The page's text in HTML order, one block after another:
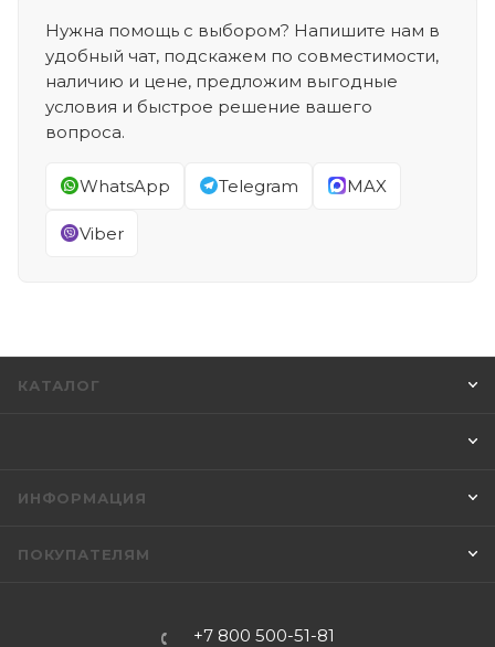
Нужна помощь с выбором? Напишите нам в
удобный чат, подскажем по совместимости,
наличию и цене, предложим выгодные
условия и быстрое решение вашего
вопроса.
WhatsApp Telegram MAX
Viber
КАТАЛОГ
ИНФОРМАЦИЯ
ПОКУПАТЕЛЯМ
+7 800 500-51-81